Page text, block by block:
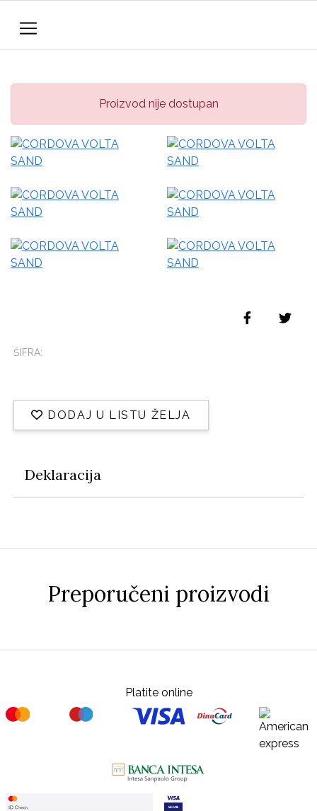
Proizvod nije dostupan
ŠIFRA:
DODAJ U LISTU ŽELJA
Deklaracija
Preporučeni proizvodi
Platite online